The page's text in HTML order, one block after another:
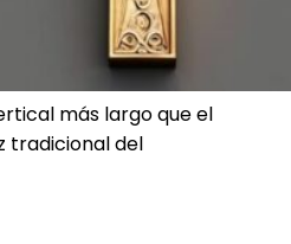
más largo que el
tradicional del